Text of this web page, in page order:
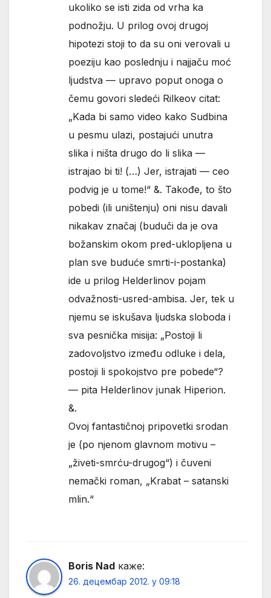
ukoliko se isti zida od vrha ka
podnožju. U prilog ovoj drugoj
hipotezi stoji to da su oni verovali u
poeziju kao poslednju i najjaču moć
ljudstva — upravo poput onoga o
čemu govori sledeći Rilkeov citat:
„Kada bi samo video kako Sudbina
u pesmu ulazi, postajući unutra
slika i ništa drugo do li slika —
istrajao bi ti! (…) Jer, istrajati — ceo
podvig je u tome!“ &. Takođe, to što
pobedi (ili uništenju) oni nisu davali
nikakav značaj (buduči da je ova
božanskim okom pred-uklopljena u
plan sve buduće smrti-i-postanka)
ide u prilog Helderlinov pojam
odvažnosti-usred-ambisa. Jer, tek u
njemu se iskušava ljudska sloboda i
sva pesnička misija: „Postoji li
zadovoljstvo između odluke i dela,
postoji li spokojstvo pre pobede“?
— pita Helderlinov junak Hiperion.
&.
Ovoj fantastičnoj pripovetki srodan
je (po njenom glavnom motivu –
„živeti-smrću-drugog“) i čuveni
nemački roman, „Krabat – satanski
mlin.“
Boris Nad каже:
26. децембар 2012. у 09:18